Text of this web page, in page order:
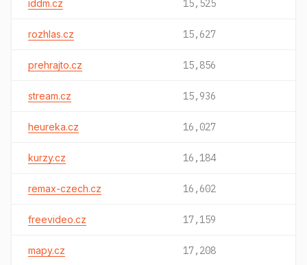
iddm.cz 15,525
rozhlas.cz 15,627
prehrajto.cz 15,856
stream.cz 15,936
heureka.cz 16,027
kurzy.cz 16,184
remax-czech.cz 16,602
freevideo.cz 17,159
mapy.cz 17,208